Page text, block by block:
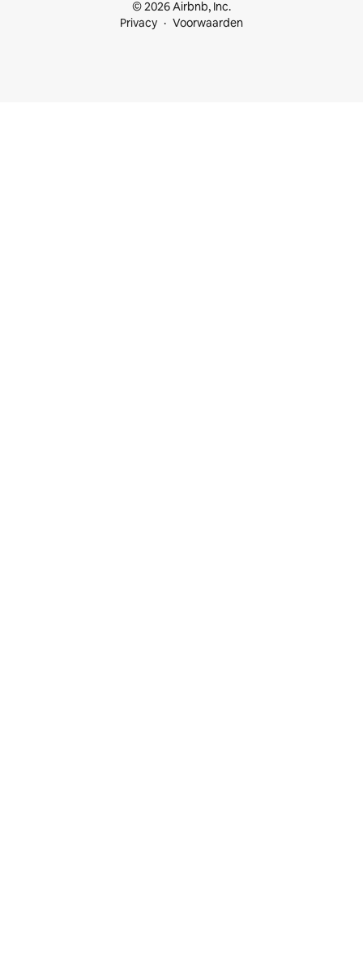
© 2026 Airbnb, Inc.
Privacy
Voorwaarden